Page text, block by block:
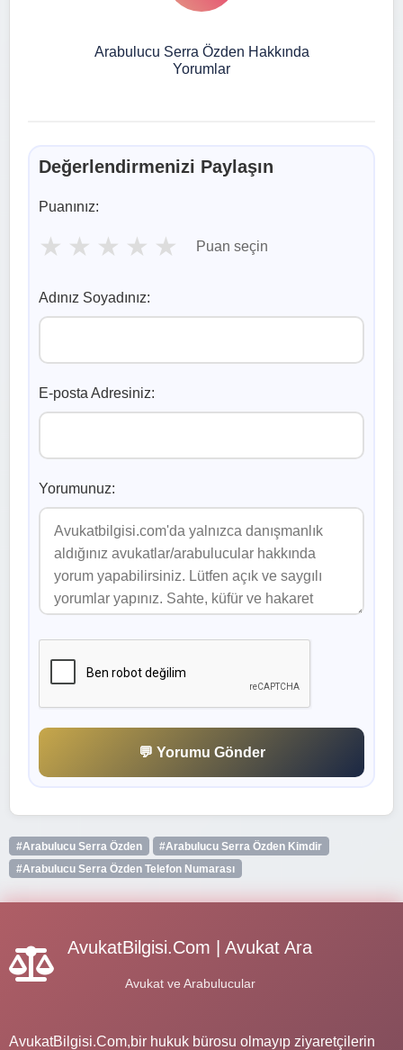
Arabulucu Serra Özden Hakkında
Yorumlar
Değerlendirmenizi Paylaşın
Puanınız:
★ ★ ★ ★ ★ Puan seçin
Adınız Soyadınız:
E-posta Adresiniz:
Yorumunuz:
💬 Yorumu Gönder
#Arabulucu Serra Özden
#Arabulucu Serra Özden Kimdir
#Arabulucu Serra Özden Telefon Numarası
AvukatBilgisi.Com | Avukat Ara
Avukat ve Arabulucular
AvukatBilgisi.Com,bir hukuk bürosu olmayıp ziyaretçilerin